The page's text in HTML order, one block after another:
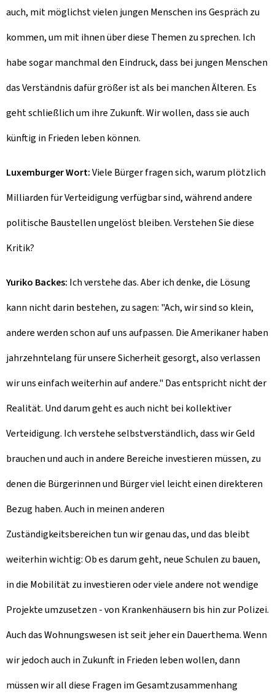
auch, mit möglichst vielen jungen Menschen ins Gespräch zu
kommen, um mit ihnen über diese Themen zu sprechen. Ich
habe sogar manchmal den Eindruck, dass bei jungen Menschen
das Verständnis dafür größer ist als bei manchen Älteren. Es
geht schließlich um ihre Zukunft. Wir wollen, dass sie auch
künftig in Frieden leben können.
Luxemburger Wort:Viele Bürger fragen sich, warum plötzlich
Milliarden für Verteidigung verfügbar sind, während andere
politische Baustellen ungelöst bleiben. Verstehen Sie diese
Kritik?
Yuriko Backes: Ich verstehe das. Aber ich denke, die Lösung
kann nicht darin bestehen, zu sagen: "Ach, wir sind so klein,
andere werden schon auf uns aufpassen. Die Amerikaner haben
jahrzehntelang für unsere Sicherheit gesorgt, also verlassen
wir uns einfach weiterhin auf andere." Das entspricht nicht der
Realität. Und darum geht es auch nicht bei kollektiver
Verteidigung. Ich verstehe selbstverständlich, dass wir Geld
brauchen und auch in andere Bereiche investieren müssen, zu
denen die Bürgerinnen und Bürger viel leicht einen direkteren
Bezug haben. Auch in meinen anderen
Zuständigkeitsbereichen tun wir genau das, und das bleibt
weiterhin wichtig: Ob es darum geht, neue Schulen zu bauen,
in die Mobilität zu investieren oder viele andere not wendige
Projekte umzusetzen - von Krankenhäusern bis hin zur Polizei.
Auch das Wohnungswesen ist seit jeher ein Dauerthema. Wenn
wir jedoch auch in Zukunft in Frieden leben wollen, dann
müssen wir all diese Fragen im Gesamtzusammenhang